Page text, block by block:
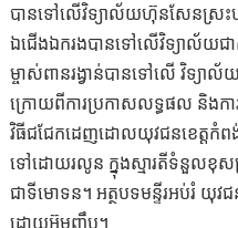
បានទៅលើវិទ្យាល័យហ៊ុនសែនស្រះប
ឯជើងឯករងបានទៅលើវិទ្យាល័យ
ម្ចាស់ពានរង្វាន់បានទៅលើ វិទ្យា
ក្រោយពីការប្រកាសលទ្ធផល និងការប្
វិធីជជែកដេញដោលយុវជនខេត្តកំព
ទៅដោយរលូន ក្នុងស្មារតីទំនួលខុស
ជាទីមោទន។ អត្ថបទមន្ទីរអប់រំ យុវ
ដោយអ៊ុមញឹប។